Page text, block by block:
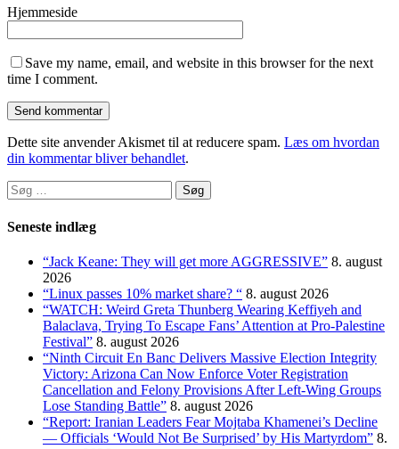
Hjemmeside
Save my name, email, and website in this browser for the next
time I comment.
Dette site anvender Akismet til at reducere spam. Læs om hvordan
din kommentar bliver behandlet.
Søg
efter:
Seneste indlæg
“Jack Keane: They will get more AGGRESSIVE” 8. august
2026
“Linux passes 10% market share? “ 8. august 2026
“WATCH: Weird Greta Thunberg Wearing Keffiyeh and
Balaclava, Trying To Escape Fans’ Attention at Pro-Palestine
Festival” 8. august 2026
“Ninth Circuit En Banc Delivers Massive Election Integrity
Victory: Arizona Can Now Enforce Voter Registration
Cancellation and Felony Provisions After Left-Wing Groups
Lose Standing Battle” 8. august 2026
“Report: Iranian Leaders Fear Mojtaba Khamenei’s Decline
— Officials ‘Would Not Be Surprised’ by His Martyrdom” 8.